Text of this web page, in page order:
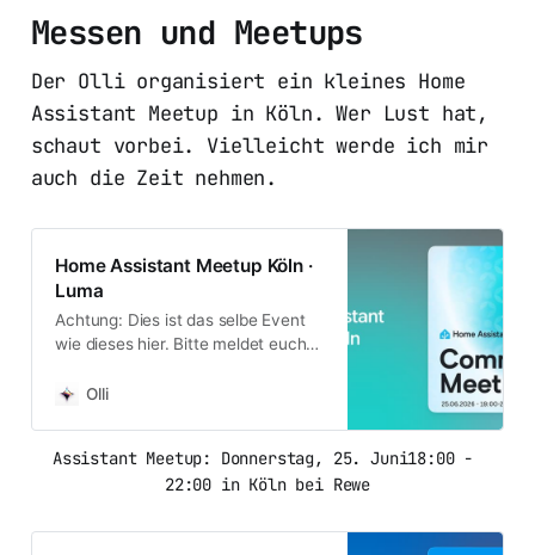
Messen und Meetups
Der Olli organisiert ein kleines Home
Assistant Meetup in Köln. Wer Lust hat,
schaut vorbei. Vielleicht werde ich mir
auch die Zeit nehmen.
Home Assistant Meetup Köln ·
Luma
Achtung: Dies ist das selbe Event
wie dieses hier. Bitte meldet euch
wir Home Assistant kaputt
Olli
Assistant Meetup: Donnerstag, 25. Juni18:00 -
22:00 in Köln bei Rewe